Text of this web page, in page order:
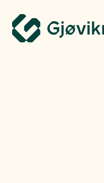
Gjøvikregionen Utvikling